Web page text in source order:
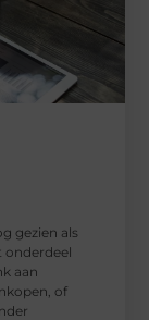
gezien als
onderdeel
aan
of